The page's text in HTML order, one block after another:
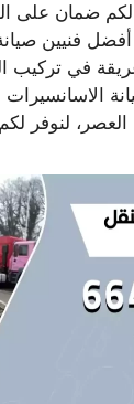
لكم ضمان على
أفضل فنيين
في تركيب
العصر، لنوفر